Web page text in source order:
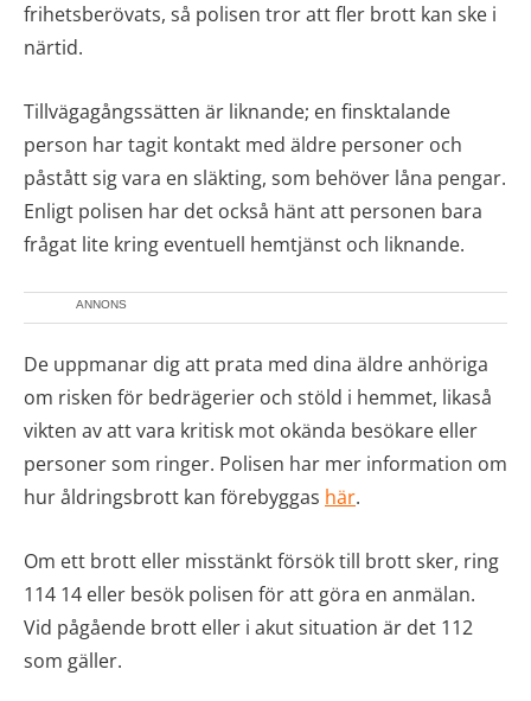
frihetsberövats, så polisen tror att fler brott kan ske i
närtid.
Tillvägagångssätten är liknande; en finsktalande
person har tagit kontakt med äldre personer och
påstått sig vara en släkting, som behöver låna pengar.
Enligt polisen har det också hänt att personen bara
frågat lite kring eventuell hemtjänst och liknande.
ANNONS
De uppmanar dig att prata med dina äldre anhöriga
om risken för bedrägerier och stöld i hemmet, likaså
vikten av att vara kritisk mot okända besökare eller
personer som ringer. Polisen har mer information om
hur åldringsbrott kan förebyggas här.
Om ett brott eller misstänkt försök till brott sker, ring
114 14 eller besök polisen för att göra en anmälan.
Vid pågående brott eller i akut situation är det 112
som gäller.